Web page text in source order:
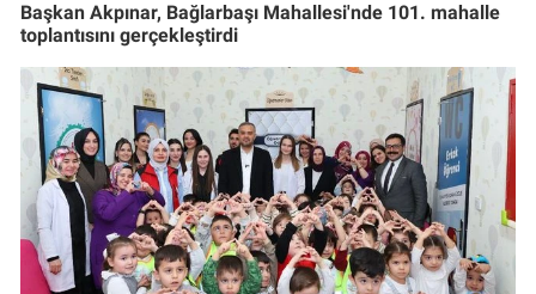
Başkan Akpınar, Bağlarbaşı Mahallesi'nde 101. mahalle
toplantısını gerçekleştirdi